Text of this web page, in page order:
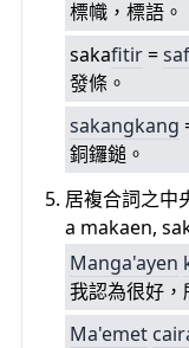
標幟，標語。
sakafitir=
發條。
sakangkang
銅鑼鎚。
居複合詞之中
a makaen,
Manga'ayen
我認為很好，
Ma'emet